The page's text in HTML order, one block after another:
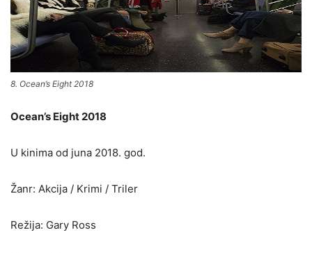
8. Ocean’s Eight 2018
Ocean’s Eight 2018
U kinima od juna 2018. god.
Žanr: Akcija / Krimi / Triler
Režija: Gary Ross